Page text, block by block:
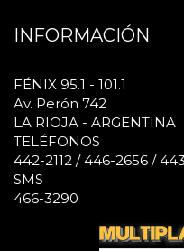
INFORMACIÓN
FÉNIX 95.1 - 101.1
Av. Perón 742
LA RIOJA - ARGENTINA
TELÉFONOS
442-2112 / 446-2656 /
SMS
466-3290